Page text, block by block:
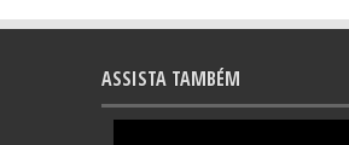
ASSISTA TAMBÉM